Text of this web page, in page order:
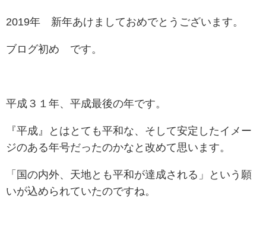
2019年 新年あけましておめでとうございます。
ブログ初め です。
平成３１年、平成最後の年です。
『平成』とはとても平和な、そして安定したイメー
ジのある年号だったのかなと改めて思います。
「国の内外、天地とも平和が達成される」
という願
いが込められていたのですね。